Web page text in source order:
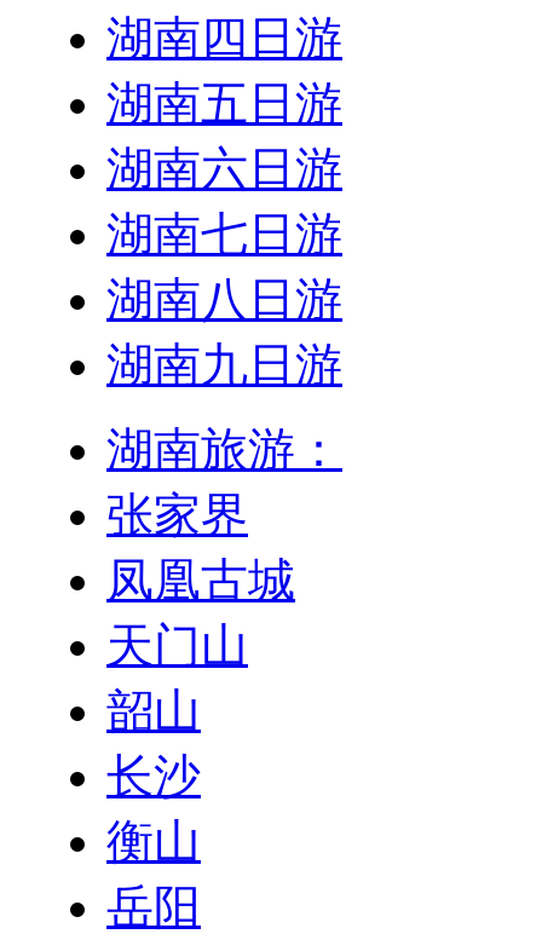
湖南四日游
湖南五日游
湖南六日游
湖南七日游
湖南八日游
湖南九日游
湖南旅游：
张家界
凤凰古城
天门山
韶山
长沙
衡山
岳阳